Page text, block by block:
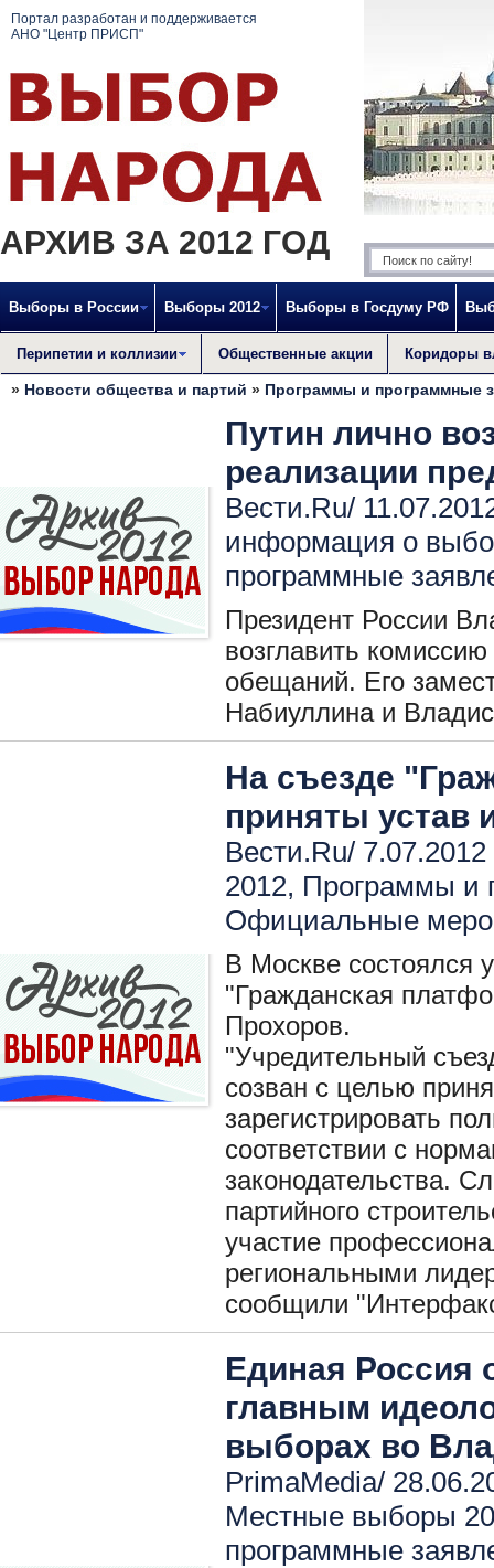
Портал разработан и поддерживается
АНО "Центр ПРИСП"
АРХИВ ЗА 2012 ГОД
Выборы в России Выборы 2012 Выборы в Госдуму РФ
Перипетии и коллизии Общественные акции Коридоры
» Новости общества и партий » Программы и программные
Путин лично
реализации
Вести.Ru/
информация о
программные
Президент России
возглавить
обещаний. Его
Набиуллина и
На съезде
приняты устав
Вести.Ru/
2012, Программы и
Официальные
В Москве состоялся
"Гражданская
Прохоров.
"Учредительный
созван с целью
зарегистрировать
соответствии с
законодательства.
партийного
участие
региональными
сообщили
Единая Россия
главным
выборах во
PrimaMedia/
Местные выборы
программные